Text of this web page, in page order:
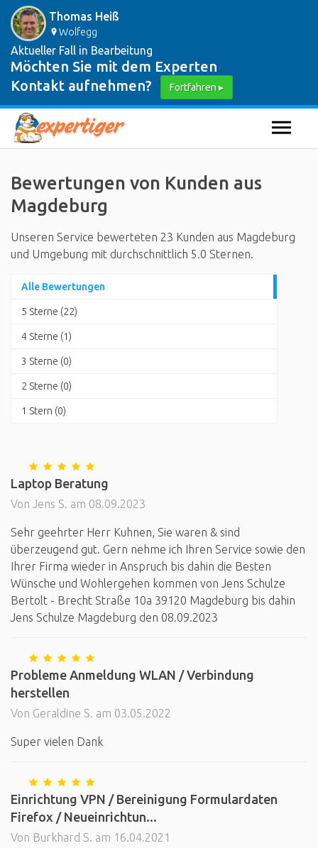
Thomas Heiß
Wolfegg
Aktueller Fall in Bearbeitung
Möchten Sie mit dem Experten
Kontakt aufnehmen?
Fortfahren ▸
Bewertungen von Kunden aus
Magdeburg
Unseren Service bewerteten 23 Kunden aus Magdeburg
und Umgebung mit durchschnittlich 5.0 Sternen.
Alle Bewertungen
5 Sterne (22)
4 Sterne (1)
3 Sterne (0)
2 Sterne (0)
1 Stern (0)
Laptop Beratung
Von Jens S. am 08.09.2023
Sehr geehrter Herr Kuhnen, Sie waren & sind
überzeugend gut. Gern nehme ich Ihren Service sowie den
Ihrer Firma wieder in Anspruch bis dahin die Besten
Wünsche und Wohlergehen kommen von Jens Schulze
Bertolt - Brecht Straße 10a 39120 Magdeburg bis dahin
Jens Schulze Magdeburg den 08.09.2023
Probleme Anmeldung WLAN / Verbindung
herstellen
Von Geraldine S. am 03.05.2022
Super vielen Dank
Einrichtung VPN / Bereinigung Formulardaten
Firefox / Neueinrichtun...
Von Burkhard S. am 16.04.2021